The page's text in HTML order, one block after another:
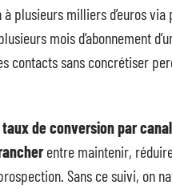
à plusieurs milliers d’euros
mois d’abonnement
contacts sans concrétiser
de conversion par
entre maintenir,
Sans ce suivi, on